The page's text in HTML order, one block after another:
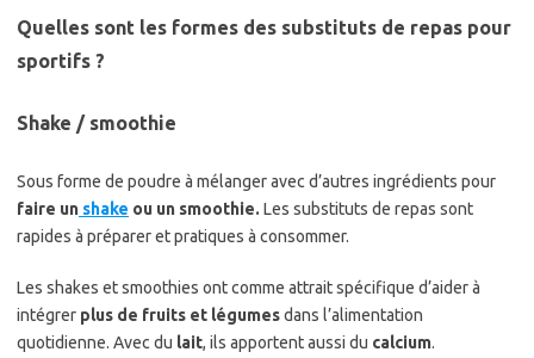
Quelles sont les formes des substituts de repas pour
sportifs ?
Shake / smoothie
Sous forme de poudre à mélanger avec d’autres ingrédients pour
faire un shake ou un smoothie. Les substituts de repas sont
rapides à préparer et pratiques à consommer.
Les shakes et smoothies ont comme attrait spécifique d’aider à
intégrer plus de fruits et légumesdans l’alimentation
quotidienne. Avec du lait, ils apportent aussi du calcium.